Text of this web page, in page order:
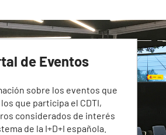
de Eventos
sobre los eventos que
que participa el CDTI,
considerados de interés
de la I+D+I española.